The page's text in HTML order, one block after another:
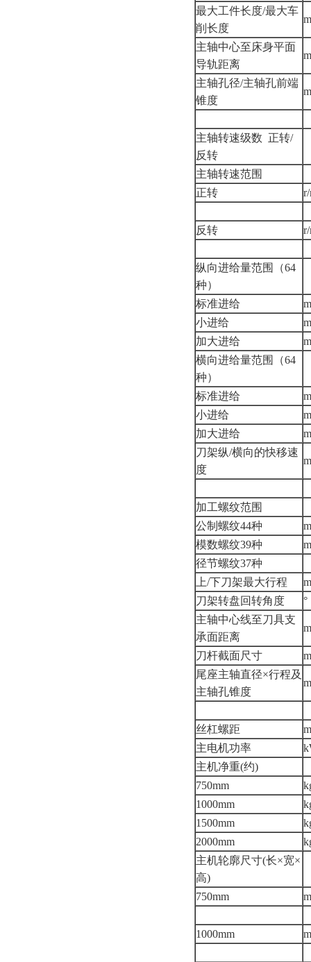
最大工件长度/最大车
削长度
主轴中心至床身平面
导轨距离
主轴孔径/主轴孔前端
锥度
主轴转速级数 正转/
反转
主轴转速范围
正转
反转
纵向进给量范围（64
种）
标准进给
小进给
加大进给
横向进给量范围（64
种）
标准进给
小进给
加大进给
刀架纵/横向的快移速
度
加工螺纹范围
公制螺纹44种
模数螺纹39种
径节螺纹37种
上/下刀架最大行程
刀架转盘回转角度
°
主轴中心线至刀具支
承面距离
刀杆截面尺寸
尾座主轴直径×行程及
主轴孔锥度
丝杠螺距
主电机功率
主机净重(约)
750mm
1000mm
1500mm
2000mm
主机轮廓尺寸(长×宽×
高)
750mm
1000mm